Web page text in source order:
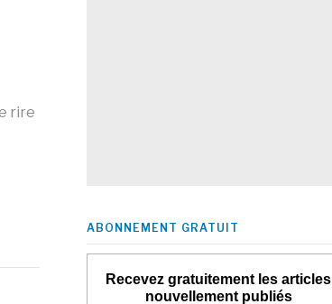
rire
ABONNEMENT GRATUIT
Recevez gratuitement les articles
nouvellement publiés